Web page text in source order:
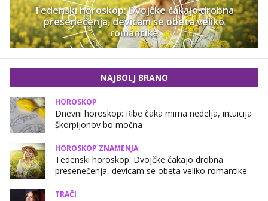
Tedenski horoskop: Dvojčke čakajo drobna
presenečenja, devicam se obeta veliko
romantike
NAJBOLJ BRANO
HOROSKOP
Dnevni horoskop: Ribe čaka mirna nedelja, intuicija
škorpijonov bo močna
HOROSKOP ZNAMENJA
Tedenski horoskop: Dvojčke čakajo drobna
presenečenja, devicam se obeta veliko romantike
TRAČI